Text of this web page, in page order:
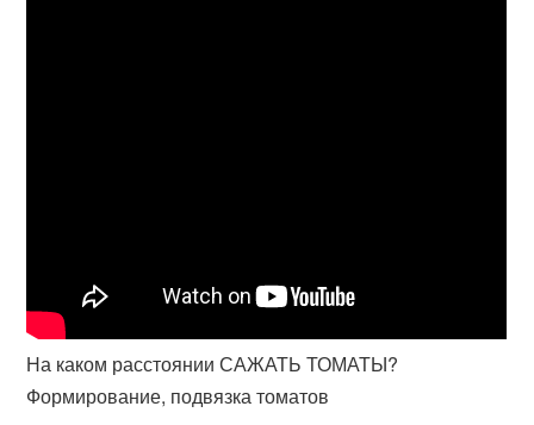
На каком расстоянии САЖАТЬ ТОМАТЫ?
Формирование, подвязка томатов